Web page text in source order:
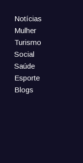
Notícias
Mulher
Turismo
Social
Saúde
Esporte
Blogs